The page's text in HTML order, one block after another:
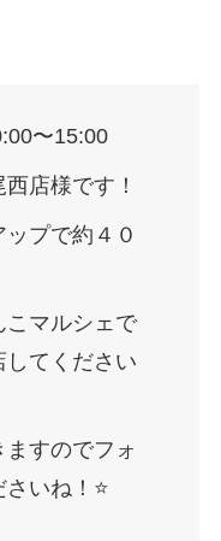
〜15:00
店様です！
プで約４０
こマルシェで
してください
すのでフォ
いね！⭐️